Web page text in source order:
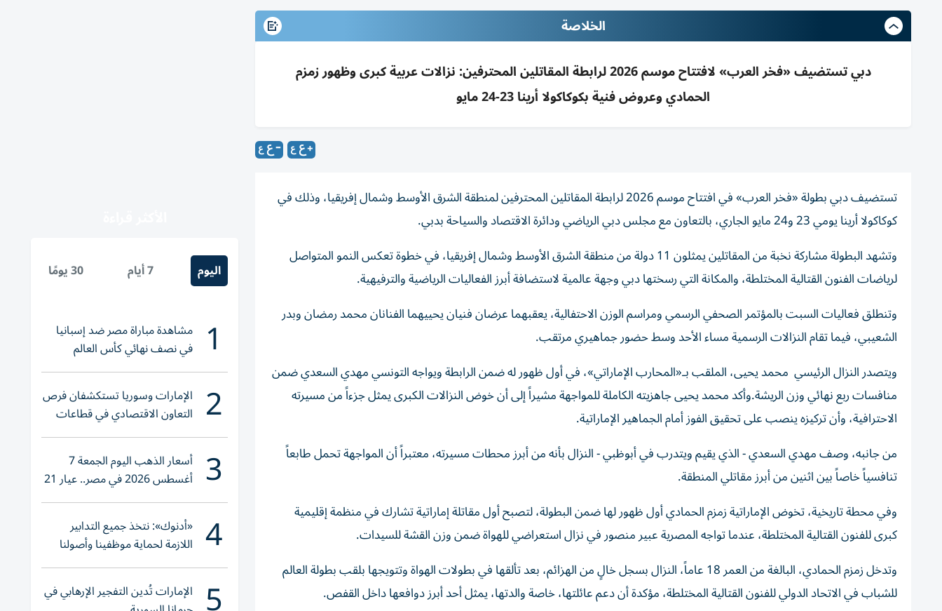
الخلاصة
دبي تستضيف «فخر العرب» لافتتاح موسم 2026 لرابطة المقاتلين المحترفين: نزالات عربية كبرى وظهور زمزم
الحمادي وعروض فنية بكوكاكولا أرينا 23-24 مايو
تستضيف دبي بطولة «فخر العرب» في افتتاح موسم 2026 لرابطة المقاتلين المحترفين لمنطقة الشرق الأوسط وشمال إفريقيا، وذلك في
كوكاكولا أرينا يومي 23 و24 مايو الجاري، بالتعاون مع مجلس دبي الرياضي ودائرة الاقتصاد والسياحة بدبي.
وتشهد البطولة مشاركة نخبة من المقاتلين يمثلون 11 دولة من منطقة الشرق الأوسط وشمال إفريقيا، في خطوة تعكس النمو المتواصل
لرياضات الفنون القتالية المختلطة، والمكانة التي رسختها دبي وجهة عالمية لاستضافة أبرز الفعاليات الرياضية والترفيهية.
وتنطلق فعاليات السبت بالمؤتمر الصحفي الرسمي ومراسم الوزن الاحتفالية، يعقبهما عرضان فنيان يحييهما الفنانان محمد رمضان وبدر
الشعيبي، فيما تقام النزالات الرسمية مساء الأحد وسط حضور جماهيري مرتقب.
ويتصدر النزال الرئيسي محمد يحيى، الملقب بـ«المحارب الإماراتي»، في أول ظهور له ضمن الرابطة ويواجه التونسي مهدي السعدي ضمن
منافسات ربع نهائي وزن الريشة.وأكد محمد يحيى جاهزيته الكاملة للمواجهة مشيراً إلى أن خوض النزالات الكبرى يمثل جزءاً من مسيرته
الاحترافية، وأن تركيزه ينصب على تحقيق الفوز أمام الجماهير الإماراتية.
من جانبه، وصف مهدي السعدي - الذي يقيم ويتدرب في أبوظبي - النزال بأنه من أبرز محطات مسيرته، معتبراً أن المواجهة تحمل طابعاً
تنافسياً خاصاً بين اثنين من أبرز مقاتلي المنطقة.
وفي محطة تاريخية، تخوض الإماراتية زمزم الحمادي أول ظهور لها ضمن البطولة، لتصبح أول مقاتلة إماراتية تشارك في منظمة إقليمية
كبرى للفنون القتالية المختلطة، عندما تواجه المصرية عبير منصور في نزال استعراضي للهواة ضمن وزن القشة للسيدات.
وتدخل زمزم الحمادي، البالغة من العمر 18 عاماً، النزال بسجل خالٍ من الهزائم، بعد تألقها في بطولات الهواة وتتويجها بلقب بطولة العالم
للشباب في الاتحاد الدولي للفنون القتالية المختلطة، مؤكدة أن دعم عائلتها، خاصة والدتها، يمثل أحد أبرز دوافعها داخل القفص.
اليوم 7 أيام 30 يومًا
1 مشاهدة مباراة مصر ضد إسبانيا
في نصف نهائي كأس العالم
لناشئات اليد 2026
2 الإمارات وسوريا تستكشفان فرص
التعاون الاقتصادي في قطاعات
حيوية
3 أسعار الذهب اليوم الجمعة 7
أغسطس 2026 في مصر.. عيار 21
يقترب من هذا الرقم
4 «أدنوك»: نتخذ جميع التدابير
اللازمة لحماية موظفينا وأصولنا
وعملياتنا
الإمارات تُدين التفجير الإرهابي في